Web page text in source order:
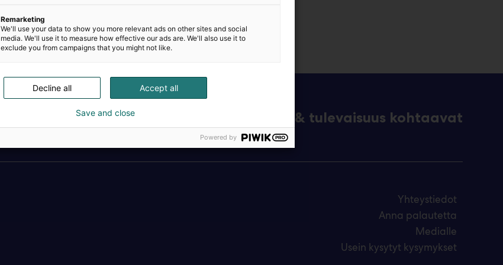
Täällä teollisuus, teknologia & tulevaisuus kohtaavat
Yhteystiedot
Anna palautetta
Medialle
Usein kysytyt kysymykset
Remarketing
We'll use your data to show you more relevant ads on other sites and social
media. We'll use it to measure how effective our ads are. We'll also use it to
exclude you from campaigns that you might not like.
Accept all
Decline all
Save and close
Powered by